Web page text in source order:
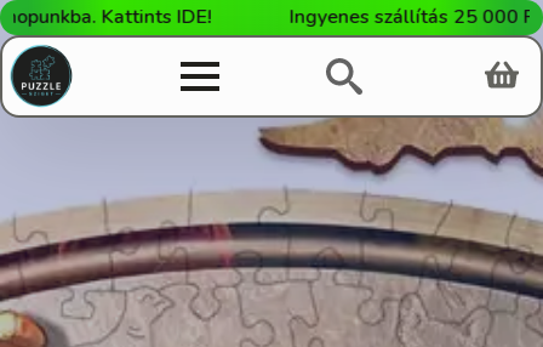
Kattints IDE! Ingyenes szállítás 25 000 Ft